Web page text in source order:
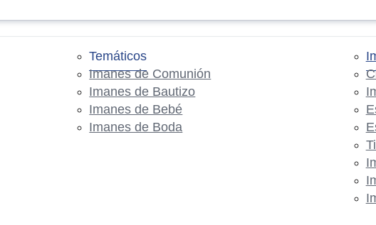
Temáticos
Imanes de Comunión
Imanes de Bautizo
Imanes de Bebé
Imanes de Boda